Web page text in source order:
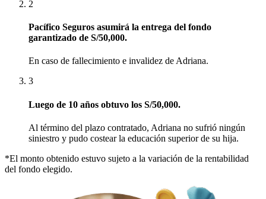
2
Pacífico Seguros asumirá la entrega del fondo
garantizado de S/50,000.
En caso de fallecimiento e invalidez de Adriana.
3
Luego de 10 años obtuvo los S/50,000​.
Al término del plazo contratado, Adriana no sufrió ningún
siniestro y pudo costear la educación superior de su hija.
*El monto obtenido estuvo sujeto a la variación de la rentabilidad
del fondo elegido.